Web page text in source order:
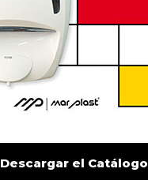
Descargar el Catálogo